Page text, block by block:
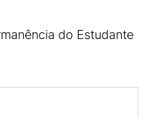
do Estudante